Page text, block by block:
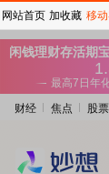
财经 焦点 股票
网站首页 加收藏 移